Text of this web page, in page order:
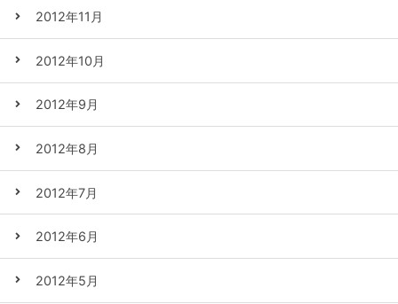
2012年11月
2012年10月
2012年9月
2012年8月
2012年7月
2012年6月
2012年5月